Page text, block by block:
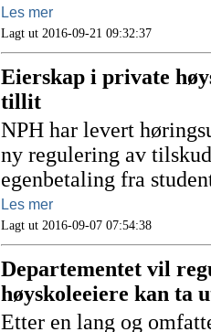
Les mer
Lagt ut 2016-09-21 09:32:37
Eierskap i private
tillit
NPH har levert
ny regulering av
egenbetaling fra
Les mer
Lagt ut 2016-09-07 07:54:38
Departementet vil
høyskoleeiere kan ta
Etter en lang og